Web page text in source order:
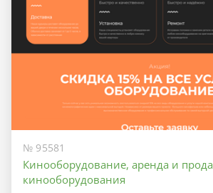
№ 95581
Кинооборудование, аренда и
кинооборудования